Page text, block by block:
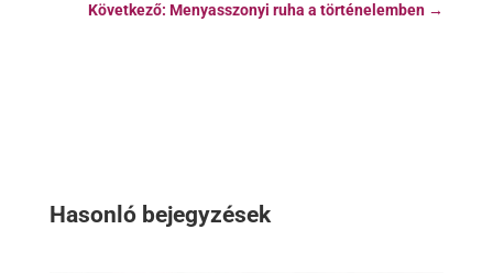
Következő: Menyasszonyi ruha a történelemben →
Hasonló bejegyzések